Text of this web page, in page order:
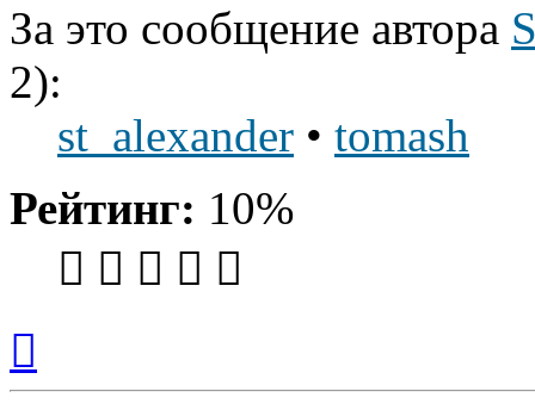
За это сообщение автора
2):
st_alexander • tomash
Рейтинг: 10%
началу